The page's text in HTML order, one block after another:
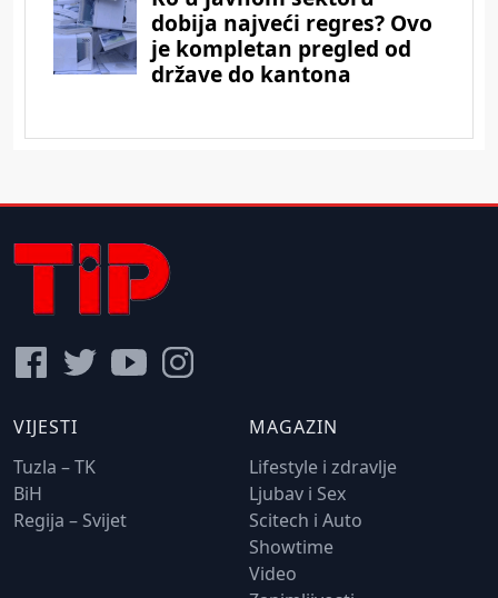
VIJESTI
Tuzla – TK
BiH
Regija – Svijet
MAGAZIN
Lifestyle i zdravlje
Ljubav i Sex
Scitech i Auto
Showtime
Video